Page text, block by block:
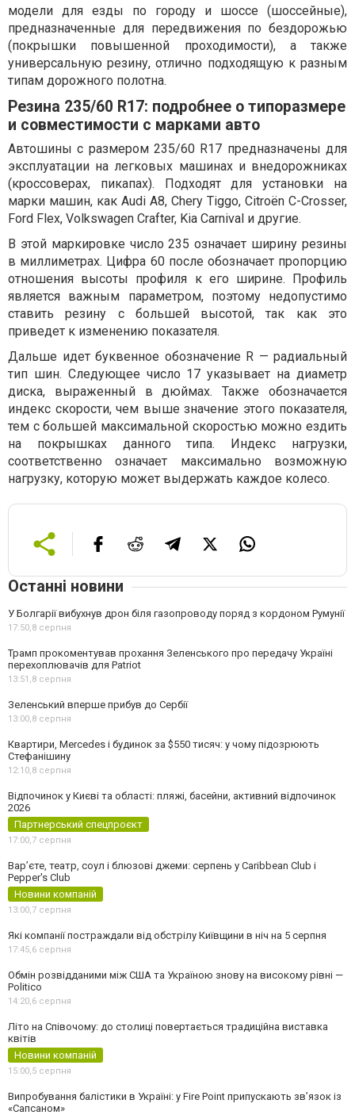
модели для езды по городу и шоссе (шоссейные),
предназначенные для передвижения по бездорожью
(покрышки повышенной проходимости), а также
универсальную резину, отлично подходящую к разным
типам дорожного полотна.
Резина 235/60 R17: подробнее о типоразмере
и совместимости с марками авто
Автошины с размером 235/60 R17 предназначены для
эксплуатации на легковых машинах и внедорожниках
(кроссоверах, пикапах). Подходят для установки на
марки машин, как Audi A8, Chery Tiggo, Citroën C-Crosser,
Ford Flex, Volkswagen Crafter, Kia Carnival и другие.
В этой маркировке число 235 означает ширину резины
в миллиметрах. Цифра 60 после обозначает пропорцию
отношения высоты профиля к его ширине. Профиль
является важным параметром, поэтому недопустимо
ставить резину с большей высотой, так как это
приведет к изменению показателя.
Дальше идет буквенное обозначение R — радиальный
тип шин. Следующее число 17 указывает на диаметр
диска, выраженный в дюймах. Также обозначается
индекс скорости, чем выше значение этого показателя,
тем с большей максимальной скоростью можно ездить
на покрышках данного типа. Индекс нагрузки,
соответственно означает максимально возможную
нагрузку, которую может выдержать каждое колесо.
Останні новини
У Болгарії вибухнув дрон біля газопроводу поряд з кордоном Румунії
17:50,8 серпня
Трамп прокоментував прохання Зеленського про передачу Україні
перехоплювачів для Patriot
13:51,8 серпня
Зеленський вперше прибув до Сербії
13:00,8 серпня
Квартири, Mercedes і будинок за $550 тисяч: у чому підозрюють
Стефанішину
12:10,8 серпня
Відпочинок у Києві та області: пляжі, басейни, активний відпочинок
2026
Партнерський спецпроєкт
17:00,7 серпня
Вар’єте, театр, соул і блюзові джеми: серпень у Caribbean Club і
Pepper's Club
Новини компаній
13:00,7 серпня
Які компанії постраждали від обстрілу Київщини в ніч на 5 серпня
17:45,6 серпня
Обмін розвідданими між США та Україною знову на високому рівні —
Politico
14:20,6 серпня
Літо на Співочому: до столиці повертається традиційна виставка
квітів
Новини компаній
15:00,5 серпня
Випробування балістики в Україні: у Fire Point припускають зв’язок із
«Сапсаном»